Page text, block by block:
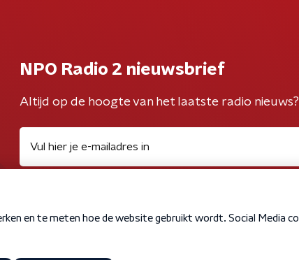
NPO Radio 2 nieuwsbrief
Altijd op de hoogte van het laatste radio nieuws?